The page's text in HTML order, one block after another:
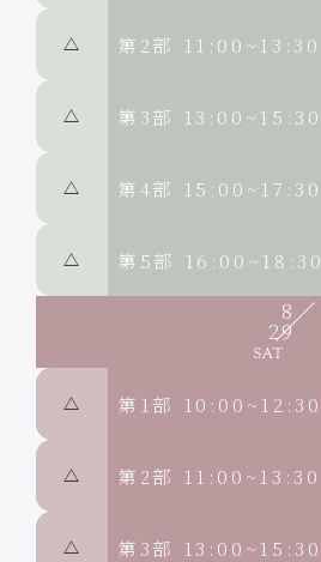
△ 第2部 11:00~13:30
△ 第3部 13:00~15:30
△ 第4部 15:00~17:30
△ 第5部 16:00~18:30
8
29
△ 第1部 10:00~12:30
△ 第2部 11:00~13:30
△ 第3部 13:00~15:30